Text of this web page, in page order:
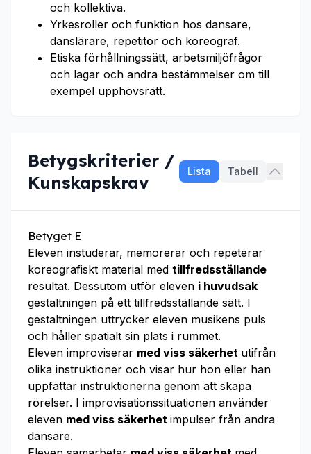
och kollektiva.
Yrkesroller och funktion hos dansare,
danslärare, repetitör och koreograf.
Etiska förhållningssätt, arbetsmiljöfrågor
och lagar och andra bestämmelser om till
exempel upphovsrätt.
Betygskriterier /
Kunskapskrav
Lista Tabell
Betyget E
Eleven instuderar, memorerar och repeterar
koreografiskt material med tillfredsställande
resultat. Dessutom utför eleven i huvudsak
gestaltningen på ett tillfredsställande sätt. I
gestaltningen uttrycker eleven musikens puls
och håller spatialt sin plats i rummet.
Eleven improviserar med viss säkerhet utifrån
olika instruktioner och visar hur hon eller han
uppfattar instruktionerna genom att skapa
rörelser. I improvisationssituationen använder
eleven med viss säkerhet impulser från andra
dansare.